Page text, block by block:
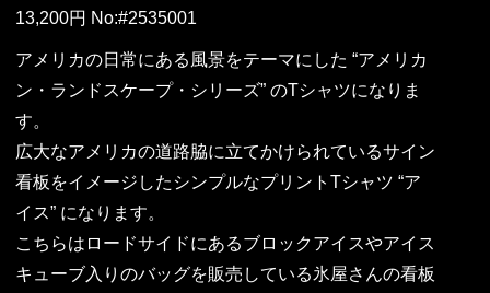
13,200円 No:#2535001
アメリカの日常にある風景をテーマにした “アメリカ
ン・ランドスケープ・シリーズ” のTシャツになりま
す。
広大なアメリカの道路脇に立てかけられているサイン
看板をイメージしたシンプルなプリントTシャツ “ア
イス” になります。
こちらはロードサイドにあるブロックアイスやアイス
キューブ入りのバッグを販売している氷屋さんの看板